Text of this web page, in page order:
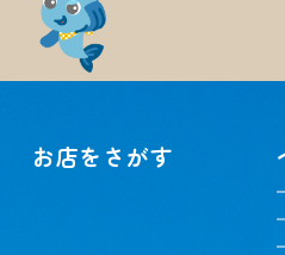
お店をさがす